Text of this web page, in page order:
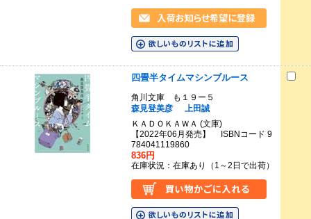
四畳半タイムマシンブルース
角川文庫 も１９ー５
森見登美彦
上田誠
ＫＡＤＯＫＡＷＡ (文庫)
【2022年06月発売】 ISBNコード 9
784041119860
836円
在庫状況：在庫あり（1～2日で出荷）